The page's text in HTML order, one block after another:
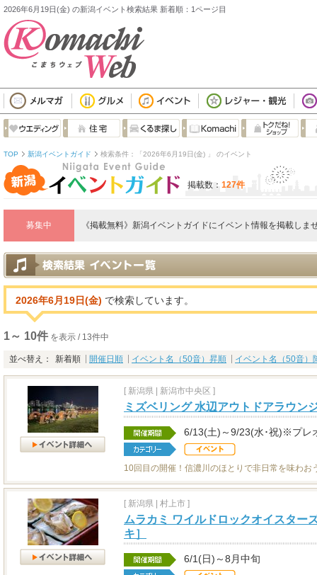
2026年6月19日(金) の新潟イベント検索結果 新着順：1ページ目
TOP 新潟イベントガイド 検索条件：「2026年6月19日(金) 」 のイベント
掲載数： 127件
募集中 《掲載無料》新潟イベントガイドにイベント情報を掲載しま
2026年6月19日(金) で検索しています。
1～ 10件 を表示 / 13件中
並べ替え： 新着順 開催日順 イベント名（50音）昇順 イベント名（50音）
[ 新潟県 新潟市中央区 ]
ミズベリング 水辺アウトドアラウン
6/13(土)～9/23(水･祝)※プレ
10回目の開催！信濃川のほとりで非日常を味わお
[ 新潟県 村上市 ]
ムラカミ ワイルドロックオイスター
キ］
6/1(日)～8月中旬